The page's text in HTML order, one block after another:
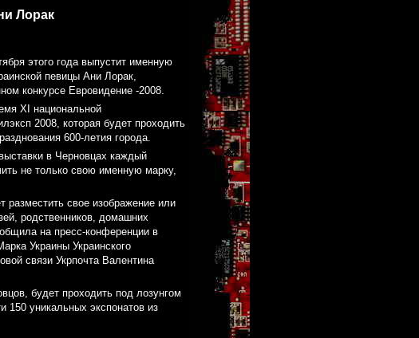
Лорак
этого года выпустит именную
певицы Ани Лорак,
конкурсе Евровидение -2008.
XI национальной
2008, которая будет проходить
600-летия города.
в Черновцах каждый
не только свою именную марку,
разместить свое изображение или
родственников, домашних
на пресс-конференции в
Украины Украинского
связи Укрпочта Валентина
будет проходить под лозунгом
150 уникальных экспонатов из